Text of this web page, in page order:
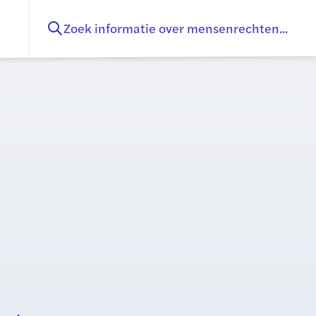
Zoek informatie over mensenrechten...